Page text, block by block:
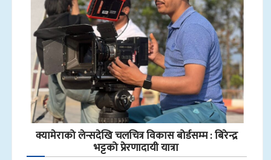
क्यामेराको लेन्सदेखि चलचित्र विकास बोर्डसम्म : बिरेन्द्र
भट्टको प्रेरणादायी यात्रा